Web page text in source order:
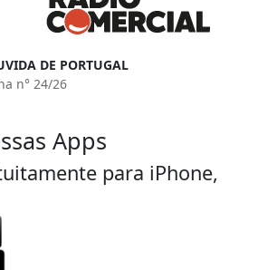
DE PORTUGAL
n° 24/26
Apps
para iPhone,